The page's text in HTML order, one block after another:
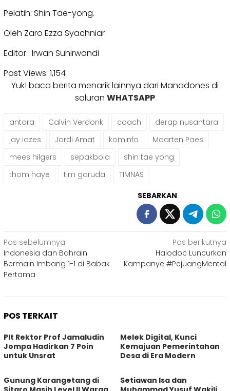
Pelatih: Shin Tae-yong.
Oleh Zaro Ezza Syachniar
Editor : Irwan Suhirwandi
Post Views: 1,154
Yuk! baca berita menarik lainnya dari Manadones di
saluran WHATSAPP
antara Calvin Verdonk coach
derap nusantara
jay idzes
Jordi Amat kominfo
Maarten Paes
mees hilgers
sepakbola
shin tae yong
thom haye
tim garuda TIMNAS
SEBARKAN
Navigasi
pos
Pos sebelumnya
Indonesia dan Bahrain
Bermain Imbang 1-1 di Babak
Pertama
Pos berikutnya
Halodoc Luncurkan
Kampanye #PejuangMental
POS TERKAIT
Plt Rektor Prof Jamaludin
Jompa Hadirkan 7 Poin
untuk Unsrat
Melek Digital, Kunci
Kemajuan Pemerintahan
Desa di Era Modern
Gunung Karangetang di
Setiawan Isa dan